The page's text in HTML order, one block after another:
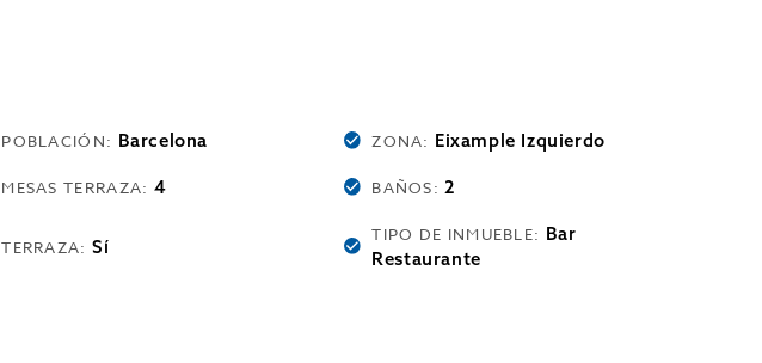
POBLACIÓN: Barcelona ZONA: Eixample Izquierdo
MESAS TERRAZA: 4 BAÑOS:2
TERRAZA: Sí
TIPO DE INMUEBLE: Bar
Restaurante